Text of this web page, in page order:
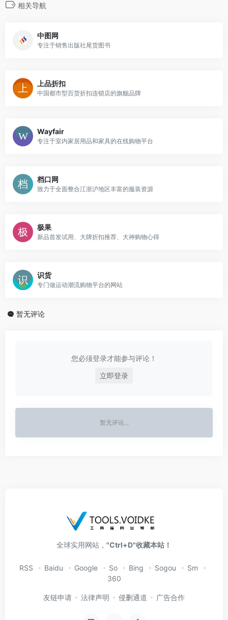
相关导航
中图网
专注于销售出版社尾货图书
上品折扣
中国都市型百货折扣连锁店的旗舰品牌
Wayfair
专注于室内家居用品和家具的在线购物平台
档口网
致力于全面整合江浙沪地区丰富的服装资源
极果
新品首发试用、大牌折扣推荐、大神购物心得
识货
专门做运动潮流购物平台的网站
暂无评论
您必须登录才能参与评论！
立即登录
暂无评论...
全球实用网站， "Ctrl+D"收藏本站！
RSS Baidu Google So Bing Sogou
Sm
360
友链申请 法律声明 侵删通道 广告合作